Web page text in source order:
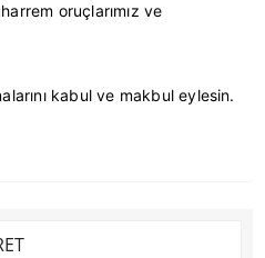
oruçlarımız ve
kabul ve makbul eylesin.